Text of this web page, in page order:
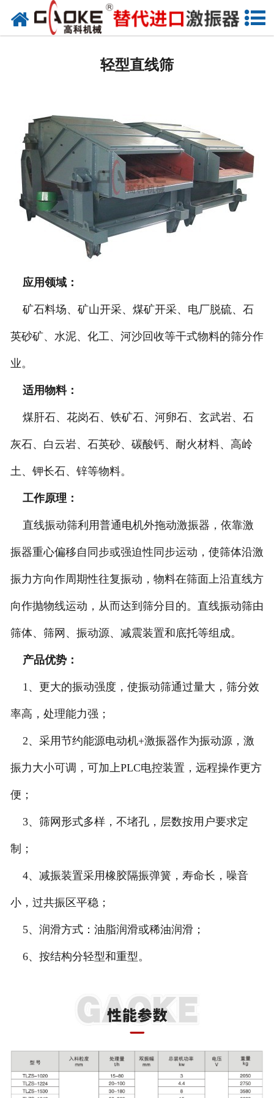
网站首页
配套设备
筛分备件
轻型直线筛
应用领域：
矿石料场、矿山开采、煤矿开采、电厂脱硫、石
英砂矿、水泥、化工、河沙回收等干式物料的筛分作
业。
适用物料：
煤肝石、花岗石、铁矿石、河卵石、玄武岩、石
灰石、白云岩、石英砂、碳酸钙、耐火材料、高岭
土、钾长石、锌等物料。
工作原理：
直线振动筛利用普通电机外拖动激振器，依靠激
振器重心偏移自同步或强迫性同步运动，使筛体沿激
振力方向作周期性往复振动，物料在筛面上沿直线方
向作抛物线运动，从而达到筛分目的。直线振动筛由
筛体、筛网、振动源、减震装置和底托等组成。
产品优势：
1、更大的振动强度，使振动筛通过量大，筛分效
率高，处理能力强；
2、采用节约能源电动机+激振器作为振动源，激
振力大小可调，可加上PLC电控装置，远程操作更方
便；
3、筛网形式多样，不堵孔，层数按用户要求定
制；
4、减振装置采用橡胶隔振弹簧，寿命长，噪音
小，过共振区平稳；
5、润滑方式：油脂润滑或稀油润滑；
6、按结构分轻型和重型。